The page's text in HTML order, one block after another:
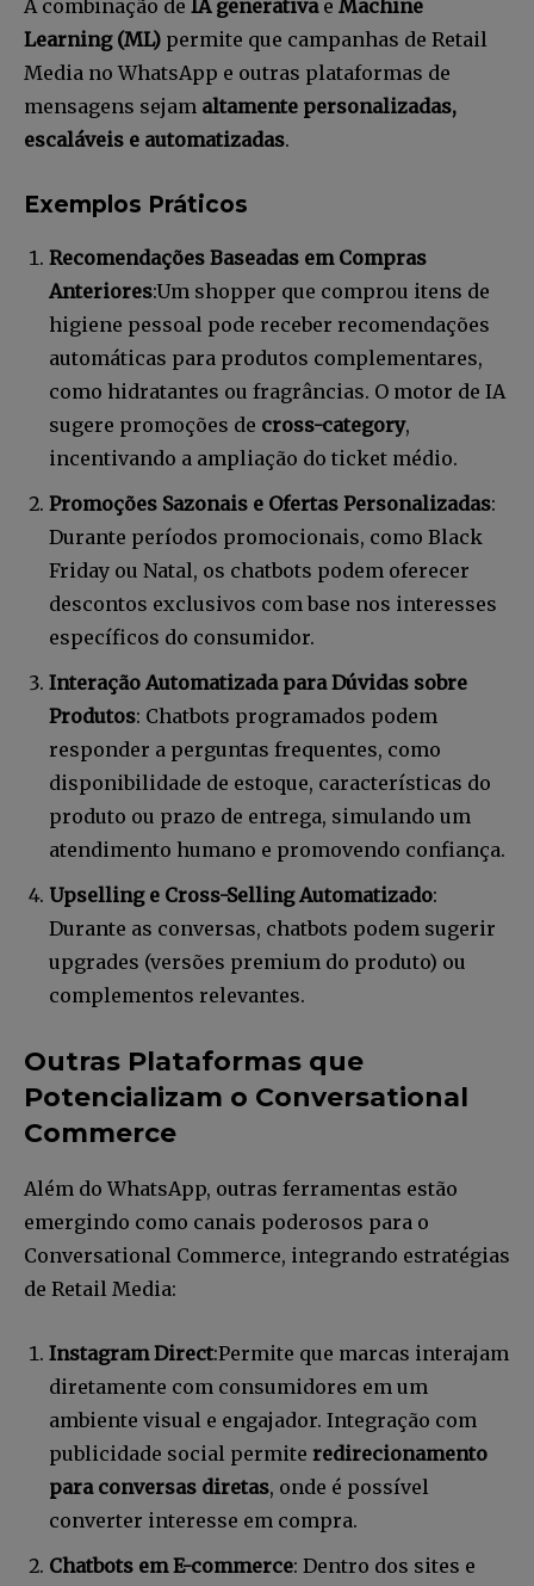
A combinação de IA generativae Machine
Learning (ML) permite que campanhas de Retail
Media no WhatsApp e outras plataformas de
mensagens sejam altamente personalizadas,
escaláveis e automatizadas.
Exemplos Práticos
Recomendações Baseadas em Compras
Anteriores:Um shopper que comprou itens de
higiene pessoal pode receber recomendações
automáticas para produtos complementares,
como hidratantes ou fragrâncias. O motor de IA
sugere promoções de cross-category,
incentivando a ampliação do ticket médio.
Promoções Sazonais e Ofertas Personalizadas:
Durante períodos promocionais, como Black
Friday ou Natal, os chatbots podem oferecer
descontos exclusivos com base nos interesses
específicos do consumidor.
Interação Automatizada para Dúvidas sobre
Produtos: Chatbots programados podem
responder a perguntas frequentes, como
disponibilidade de estoque, características do
produto ou prazo de entrega, simulando um
atendimento humano e promovendo confiança.
Upselling e Cross-Selling Automatizado:
Durante as conversas, chatbots podem sugerir
upgrades (versões premium do produto) ou
complementos relevantes.
Outras Plataformas que
Potencializam o Conversational
Commerce
Além do WhatsApp, outras ferramentas estão
emergindo como canais poderosos para o
Conversational Commerce, integrando estratégias
de Retail Media:
Instagram Direct:Permite que marcas interajam
diretamente com consumidores em um
ambiente visual e engajador. Integração com
publicidade social permite redirecionamento
para conversas diretas, onde é possível
converter interesse em compra.
Chatbots em E-commerce: Dentro dos sites e